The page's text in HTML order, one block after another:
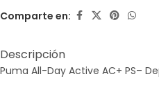
Comparte en:
Descripción
Puma All-Day Active AC+ PS–